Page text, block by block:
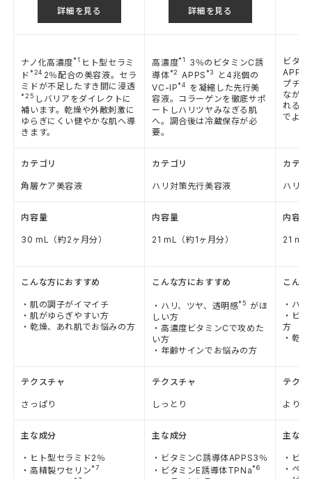
詳細を見る 詳細を見る
ナノ化高濃度*1 ヒト型セラミ
ド*24 2％配合の美容液。セラ
ミドが不足したすき間に浸透
*25 しバリアをダイレクトに
補います。乾燥や外敵刺激に
ゆらぎにくい健やかな肌へ導
きます。
高濃度*1
3％のビタミンC誘
導体*2 APPS*3
と4兆個の
VC-IP*4
を凝縮した先行美
容液。コラーゲンを徹底サポ
ートしハリツヤみなぎる肌
へ。調合後は冷蔵保存が必
要。
ビタ
プチド
ながら
れる肌
でより
カテゴリ
角層ケア美容液
カテゴリ
ハリ対策先行美容液
カテゴ
ハリ対
内容量
30 mL（約2ヶ月分）
内容量
21 mL（約1ヶ月分）
内容量
21 mL
こんな方におすすめ
・肌の調子がイマイチ
・肌がゆらぎやすい方
・乾燥、あれ肌でお悩みの方
こんな方におすすめ
・ハリ、ツヤ、透明感*5 がほ
しい方
・高濃度ビタミンCで攻めた
い方
・年齢サインでお悩みの方
こん
・ハ
・ビ
方
・乾
テクスチャ
さっぱり
テクスチャ
しっとり
テクス
よりし
主な成分
・ヒト型セラミド2％
・高精製ワセリン*7
主な成分
・ビタミンC誘導体APPS3％
・ビタミンE誘導体TPNa*6
主な成
・ビ
・ペ